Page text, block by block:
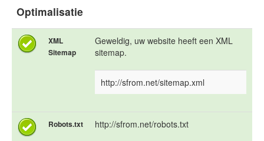
Optimalisatie
XML
Sitemap
Geweldig, uw website heeft een XML
sitemap.
http://sfrom.net/sitemap.xml
Robots.txt
http://sfrom.net/robots.txt